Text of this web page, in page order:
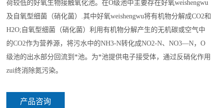
荷较低的好氧生物接触氧化池。在O级池中主要存在好氧weishengwu
及自氧型细菌（硝化菌）.其中好氧weishengwu将有机物分解成CO2和
H2O;自氧型细菌（硝化菌）利用有机物分解产生的无机碳或空气中
的CO2作为营养源，将污水中的NH3-N转化成NO2-N、NO3—N，O
级池的出水部分回流到*池。为*池提供电子接受体，通过反硝化作用
zui终消除氮污染。
产品咨询